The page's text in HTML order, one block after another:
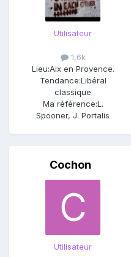
Utilisateur
1,6k
Lieu:Aix en Provence.
Tendance:Libéral
classique
Ma référence:L.
Spooner, J. Portalis
Cochon
Utilisateur